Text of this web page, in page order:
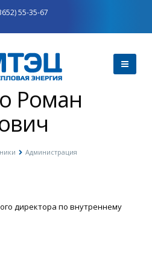
55-35-67
Роман
Администрация
директора по внутреннему